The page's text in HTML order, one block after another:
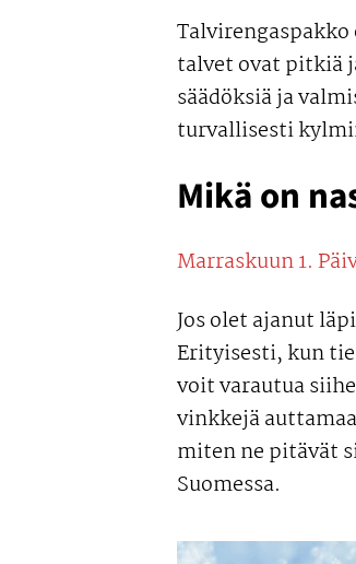
Talvirengaspakko
talvet ovat pitkiä
säädöksiä ja
turvallisesti
Mikä on
Marraskuun 1.
Jos olet ajanut
Erityisesti, kun
voit varautua
vinkkejä
miten ne pitävät
Suomessa.